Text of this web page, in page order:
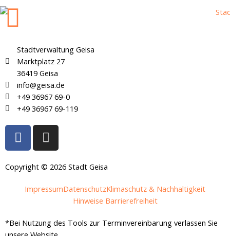
Stadtverwaltung Geisa
Marktplatz 27
36419 Geisa
info@geisa.de
+49 36967 69-0
+49 36967 69-119
F
a
c
e
k
I
n
s
t
g
a
Copyright © 2026 Stadt Geisa
ImpressumDatenschutzKlimaschutz & Nachhaltigkeit
Hinweise Barrierefreiheit
*Bei Nutzung des Tools zur Terminvereinbarung verlassen Sie